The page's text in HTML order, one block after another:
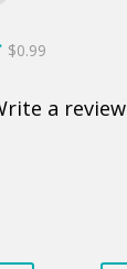
$0.99
a review